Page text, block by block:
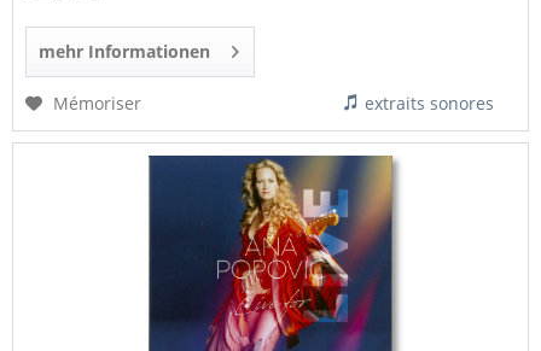
mehr Informationen
Mémoriser extraits sonores